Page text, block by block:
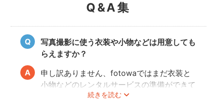
Q&A集
写真撮影に使う衣装や小物などは用意しても
らえますか？
続きを読む
申し訳ありません、fotowaではまだ衣装と
小物などのレンタルサービスの準備ができて
おりませんので、お客様ご自身にご用意をお